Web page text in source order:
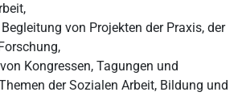
von Projekten der Praxis, der
Kongressen, Tagungen und
der Sozialen Arbeit, Bildung und